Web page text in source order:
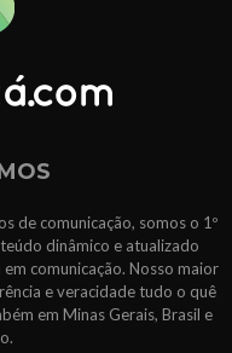
de comunicação, somos o 1º
dinâmico e atualizado
comunicação. Nosso maior
e veracidade tudo o quê
em Minas Gerais, Brasil e